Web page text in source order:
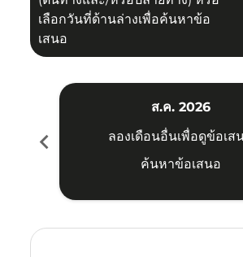
เลือกวันที่ด้านล่างเพื่อค้นหาข้อ
เสนอ
chevron_left
ส.ค. 2026
ลองเดือนอื่นเพื่อดูข้อเส
ค้นหาข้อเสนอ